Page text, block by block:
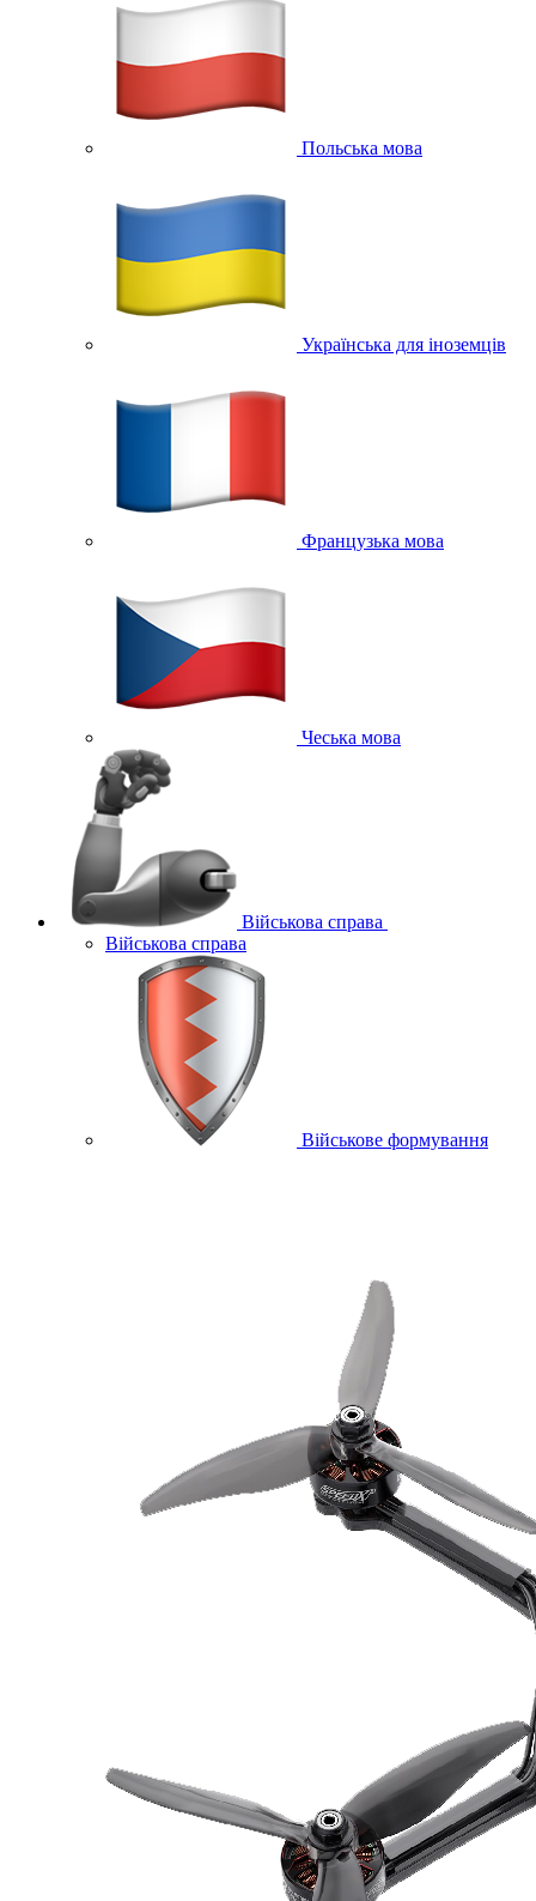
Польська мова
Українська для іноземців
Французька мова
Чеська мова
Військова справа
Військова справа
Військове формування